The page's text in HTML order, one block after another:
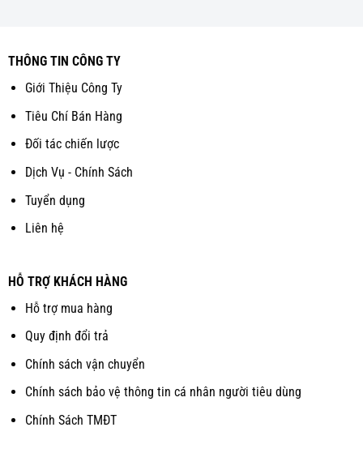
THÔNG TIN CÔNG TY
Giới Thiệu Công Ty
Tiêu Chí Bán Hàng
Đối tác chiến lược
Dịch Vụ - Chính Sách
Tuyển dụng
Liên hệ
HỖ TRỢ KHÁCH HÀNG
Hỗ trợ mua hàng
Quy định đổi trả
Chính sách vận chuyển
Chính sách bảo vệ thông tin cá nhân người tiêu dùng
Chính Sách TMĐT